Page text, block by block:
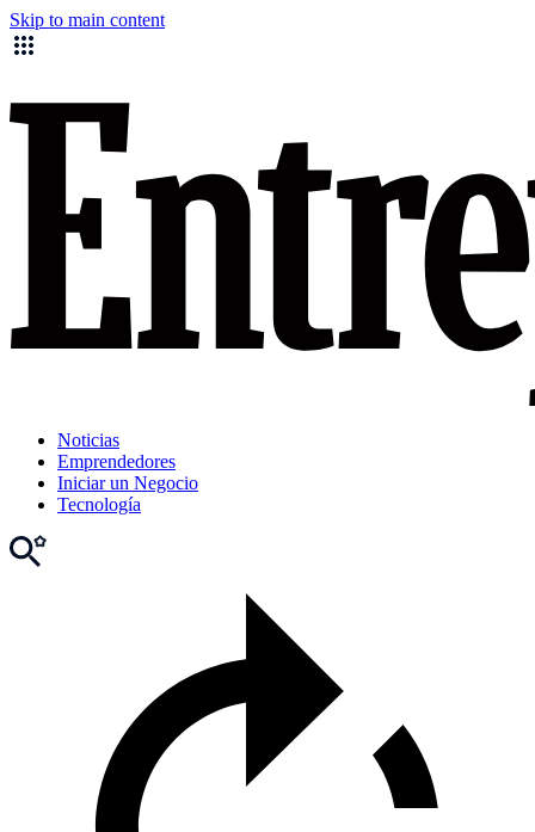
Skip to main content
Noticias
Emprendedores
Iniciar un Negocio
Tecnología